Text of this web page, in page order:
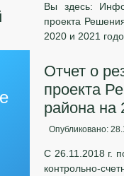
Вы здесь:
проекта
2020 и 2021
Отчет о
проекта
района на
Опубликовано:
С 26.11.2018 г.
контрольно-